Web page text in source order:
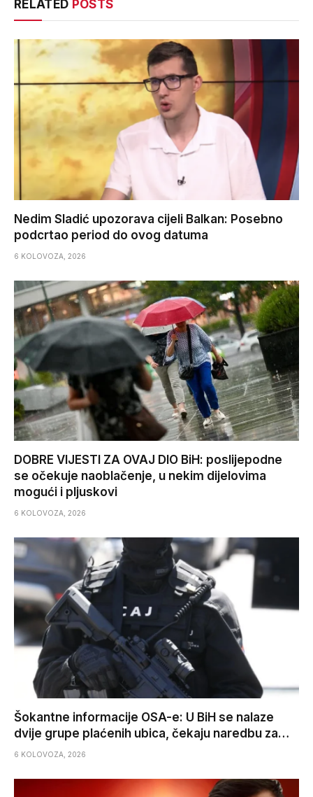
RELATED POSTS
Nedim Sladić upozorava cijeli Balkan: Posebno
podcrtao period do ovog datuma
6 KOLOVOZA, 2026
DOBRE VIJESTI ZA OVAJ DIO BiH: poslijepodne
se očekuje naoblačenje, u nekim dijelovima
mogući i pljuskovi
6 KOLOVOZA, 2026
Šokantne informacije OSA-e: U BiH se nalaze
dvije grupe plaćenih ubica, čekaju naredbu za…
6 KOLOVOZA, 2026